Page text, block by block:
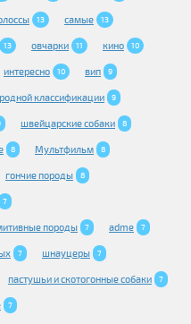
13 самые 13
13 овчарки 11 кино 10
интересно 10 вип 9
классификации 9
швейцарские cобаки 8
8 Мультфильм 8
гончие породы 8
7
породы 7 adme 7
7 шнауцеры 7
пастушьи и скотогонные собаки 7
7